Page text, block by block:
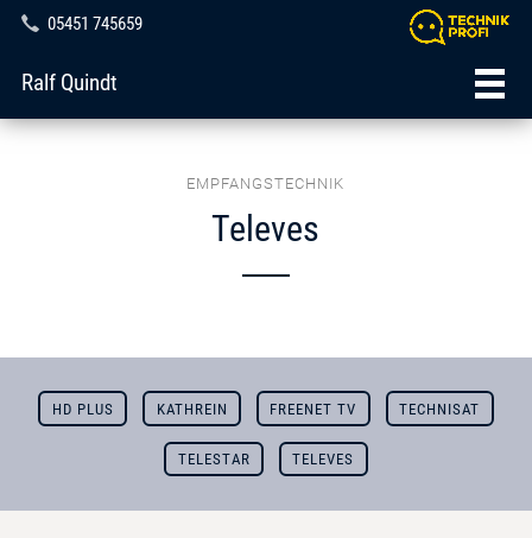
05451 745659
Ralf Quindt
EMPFANGSTECHNIK
Televes
HD PLUS KATHREIN FREENET TV TECHNISAT
TELESTAR TELEVES